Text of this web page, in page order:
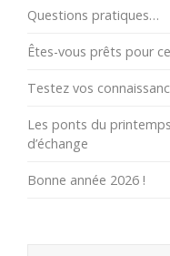
Questions pratiques…
Êtes-vous prêts pour
Testez vos
Les ponts du
d’échange
Bonne année 2026 !